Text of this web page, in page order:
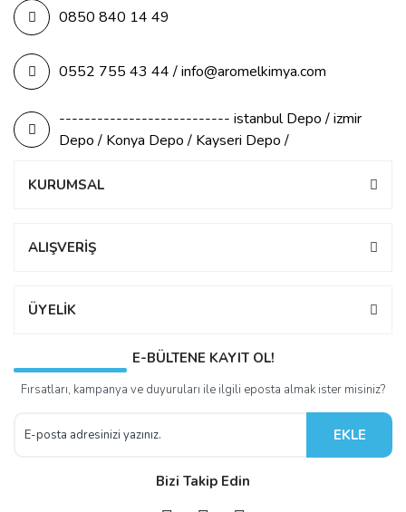
0850 840 14 49
0552 755 43 44 / info@aromelkimya.com
--------------------------- istanbul Depo / izmir
Depo / Konya Depo / Kayseri Depo /
KURUMSAL
ALIŞVERİŞ
ÜYELİK
E-BÜLTENE KAYIT OL!
Fırsatları, kampanya ve duyuruları ile ilgili eposta almak ister misiniz?
EKLE
Bizi Takip Edin